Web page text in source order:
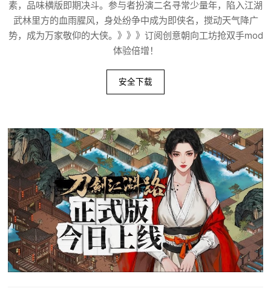
素，品味横版即期决斗。参与者扮演二名寻常少量年，陷入江湖
武林里方的血雨腥风，身处纷争中成为即侠名，搅动天气降广
势，成为万家敬仰的大侠。》》》订阅创意朝向工坊抢双手mod
体验倍增！
安全下载